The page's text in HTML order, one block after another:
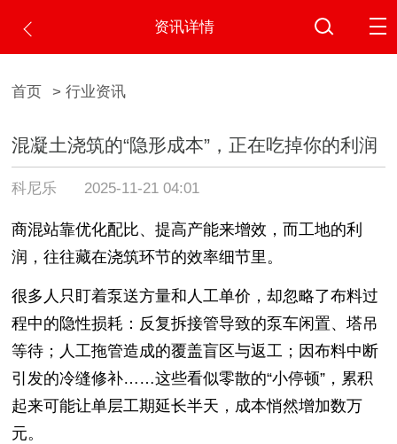
资讯详情
首页 > 行业资讯
混凝土浇筑的“隐形成本”，正在吃掉你的利润
科尼乐 2025-11-21 04:01
商混站靠优化配比、提高产能来增效，而工地的利
润，往往藏在浇筑环节的效率细节里。
很多人只盯着泵送方量和人工单价，却忽略了布料过
程中的隐性损耗：反复拆接管导致的泵车闲置、塔吊
等待；人工拖管造成的覆盖盲区与返工；因布料中断
引发的冷缝修补……这些看似零散的“小停顿”，累积
起来可能让单层工期延长半天，成本悄然增加数万
元。